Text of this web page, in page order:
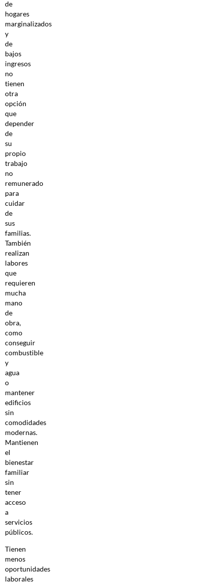
de
hogares
marginalizados
y
de
bajos
ingresos
no
tienen
otra
opción
que
depender
de
su
propio
trabajo
no
remunerado
para
cuidar
de
sus
familias.
También
realizan
labores
que
requieren
mucha
mano
de
obra,
como
conseguir
combustible
y
agua
o
mantener
edificios
sin
comodidades
modernas.
Mantienen
el
bienestar
familiar
sin
tener
acceso
a
servicios
públicos.
Tienen
menos
oportunidades
laborales